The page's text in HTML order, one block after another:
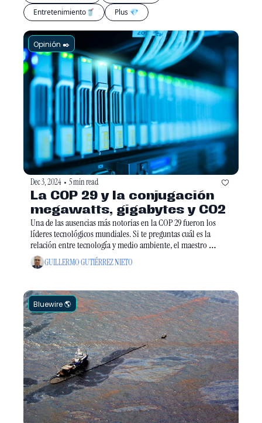
Entretenimiento🥤
Plus 💎
Opinión ✒️
Dec 3, 2024 • 5 min read
La COP 29 y la conjugación
megawatts, gigabytes y CO2
Una de las ausencias más notorias en la COP 29 fueron los
líderes tecnológicos mundiales. Si te preguntas cuál es la
relación entre tecnología y medio ambiente, el maestro
Guillermo Gutiérrez Nieto nos explica un poco más de ella.
GUILLERMO GUTIÉRREZ NIETO
Bluewire 🌎